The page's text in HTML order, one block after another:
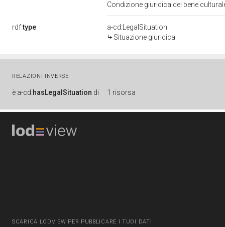
Condizione giuridica del bene
rdf:type
a-cd:LegalSituation
Situazione giuridica
RELAZIONI INVERSE
è a-cd:hasLegalSituation di 1 risorsa
SCARICA LODVIEW PER PUBBLICARE I TUOI DATI